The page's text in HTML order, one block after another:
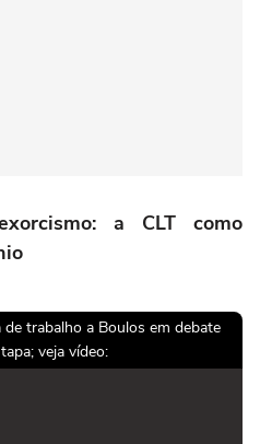
a CLT como
trabalho a Boulos em debate
veja vídeo: